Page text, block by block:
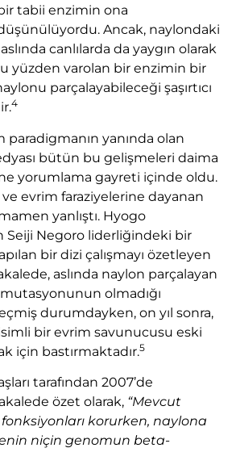
tabii enzimin ona
düşünülüyordu. Ancak, naylondaki
canlılarda da yaygın olarak
yüzden varolan bir enzimin bir
parçalayabileceği şaşırtıcı
4
paradigmanın yanında olan
bütün bu gelişmeleri daima
yorumlama gayreti içinde oldu.
evrim faraziyelerine dayanan
yanlıştı. Hyogo
Seiji Negoro liderliğindeki bir
bir dizi çalışmayı özetleyen
aslında naylon parçalayan
olmadığı
durumdayken, on yıl sonra,
bir evrim savunucusu eski
için bastırmaktadır.5
tarafından 2007’de
özet olarak, “Mevcut
korurken, naylona
niçin genomun beta-